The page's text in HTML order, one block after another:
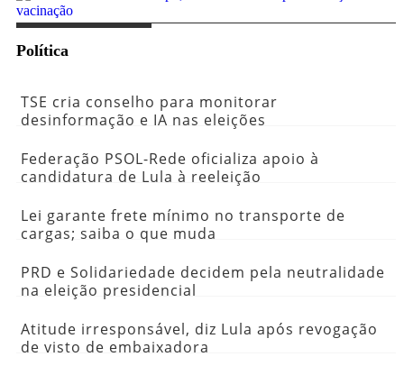
Política
TSE cria conselho para monitorar
desinformação e IA nas eleições
Federação PSOL-Rede oficializa apoio à
candidatura de Lula à reeleição
Lei garante frete mínimo no transporte de
cargas; saiba o que muda
PRD e Solidariedade decidem pela neutralidade
na eleição presidencial
Atitude irresponsável, diz Lula após revogação
de visto de embaixadora